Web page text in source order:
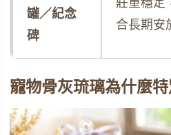
罐／紀念
碑
合長期安
寵物骨灰琉璃為什麼